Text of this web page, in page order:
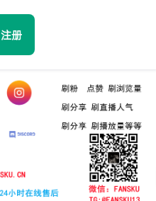
注册
Facebook
TikTok